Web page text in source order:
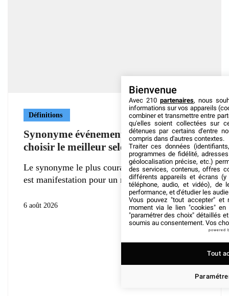
Définitions
Synonyme événement : comment
choisir le meilleur selon le contexte ?
Le synonyme le plus courant du mot événement
est manifestation pour un rassemblement
6 août 2026
Bienvenue
Avec 210 partenaires, nous
informations sur vos appareils
combiner et transmettre entre
qu'elles soient collectées sur
détenues par certains d'entre
compris dans d'autres contextes.
Traiter ces données
programmes de fidélité,
géolocalisation précise, etc.)
des services, contenus, offres
différents appareils et écrans (y
téléphone, audio, et vidéo), de
performance, et d'étudier les
Vous pouvez "tout accepter" et
moment via le lien "cookies" en
"paramétrer des choix" détaillés
soumis au consentement. Vos
powered
Tout